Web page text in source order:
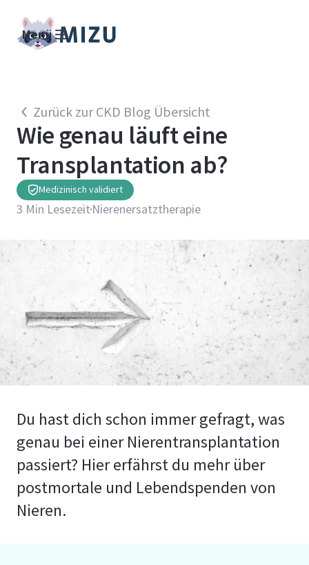
Menü
Zurück zur CKD Blog Übersicht
Wie genau läuft eine
Transplantation ab?
Medizinisch validiert
3 Min Lesezeit Nierenersatztherapie
Du hast dich schon immer gefragt, was
genau bei einer Nierentransplantation
passiert? Hier erfährst du mehr über
postmortale und Lebendspenden von
Nieren.